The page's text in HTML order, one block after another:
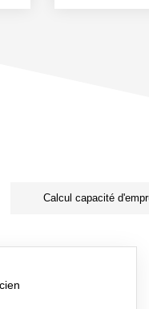
Calcul capacité